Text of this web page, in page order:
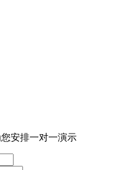
安排一对一演示